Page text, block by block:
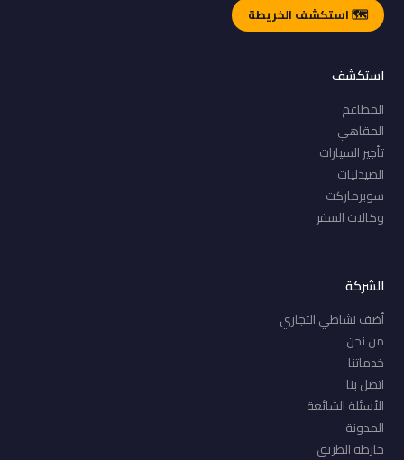
🗺️ استكشف الخريطة
استكشف
المطاعم
المقاهي
تأجير السيارات
الصيدليات
سوبرماركت
وكالات السفر
الشركة
أضف نشاطي التجاري
من نحن
خدماتنا
اتصل بنا
الأسئلة الشائعة
المدونة
خارطة الطريق